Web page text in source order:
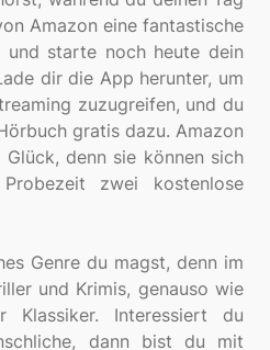
Amazon eine fantastische
und starte noch heute dein
dir die App herunter, um
zuzugreifen, und du
gratis dazu. Amazon
denn sie können sich
zwei kostenlose
Genre du magst, denn im
und Krimis, genauso wie
Klassiker. Interessiert du
dann bist du mit